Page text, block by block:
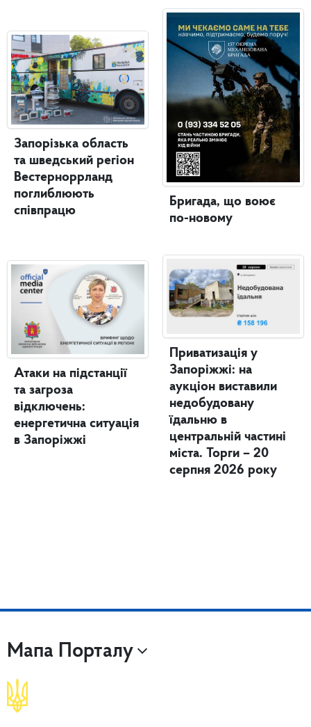
Запорізька область
та шведський регіон
Вестерноррланд
поглиблюють
співпрацю
Атаки на підстанції
та загроза
відключень:
енергетична ситуація
в Запоріжжі
Бригада, що воює
по-новому
Приватизація у
Запоріжжі: на
аукціон виставили
недобудовану
їдальню в
центральній частині
міста. Торги – 20
серпня 2026 року
Мапа Порталу